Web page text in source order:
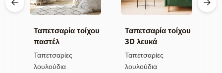
Ταπετσαρία τοίχου
παστέλ
αγριολούλουδα
Ταπετσαρίες
λουλούδια
Ταπετσαρία τοίχου
3D λευκά
λουλούδια
Ταπετσαρίες
λουλούδια